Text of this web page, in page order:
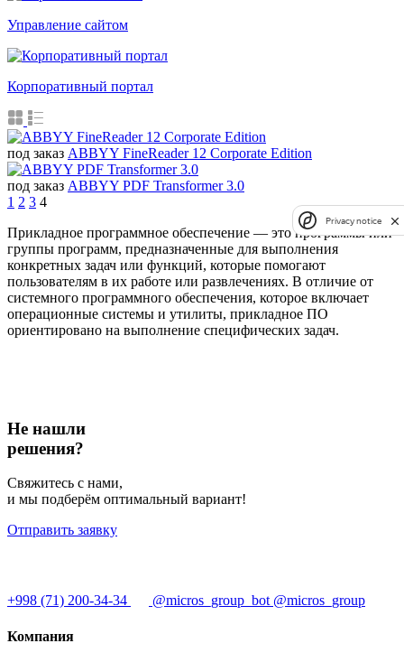
Управление сайтом
Корпоративный портал
под заказ ABBYY FineReader 12 Corporate Edition
под заказ ABBYY PDF Transformer 3.0
1 2 3 4
Прикладное программное обеспечение — это программы или
группы программ, предназначенные для выполнения
конкретных задач или функций, которые помогают
пользователям в их работе или развлечениях. В отличие от
системного программного обеспечения, которое включает
операционные системы и утилиты, прикладное ПО
ориентировано на выполнение специфических задач.
Не нашли
решения?
Свяжитесь с нами,
и мы подберём оптимальный вариант!
Отправить заявку
+998 (71) 200-34-34 @micros_group_bot @micros_group
Компания
Privacy notice